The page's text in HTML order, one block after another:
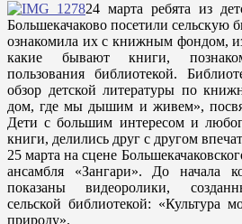
24 марта ребята из
Большекачаково посетили сельскую
ознакомила их с книжным фондом,
какие бывают книги,
пользования библиотекой.
обзор детской литературы по
дом, где мы дышим и живем»,
Дети с большим интересом и
книги, делились друг с другом
25 марта на сцене
ансамбля «Зангари». До начала
показаны видеоролики,
сельской библиотекой: «Культура
природу».